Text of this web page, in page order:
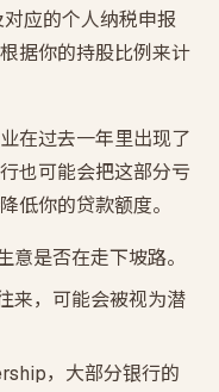
应的个人纳税申报
据你的持股比例来计
在过去一年里出现了
也可能会把这部分亏
低你的贷款额度。
是否在走下坡路。
来，可能会被视为潜
，大部分银行的